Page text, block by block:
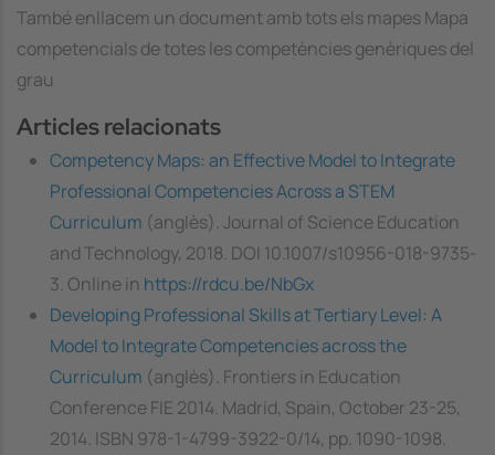
També enllacem un document amb tots els mapes Mapa
competencials de totes les competències genèriques del
grau
Articles relacionats
Competency Maps: an Effective Model to Integrate
Professional Competencies Across a STEM
Curriculum (anglès). Journal of Science Education
and Technology, 2018. DOI 10.1007/s10956-018-9735-
3. Online in https://rdcu.be/NbGx
Developing Professional Skills at Tertiary Level: A
Model to Integrate Competencies across the
Curriculum (anglès). Frontiers in Education
Conference FIE 2014. Madrid, Spain, October 23-25,
2014. ISBN 978-1-4799-3922-0/14, pp. 1090-1098.